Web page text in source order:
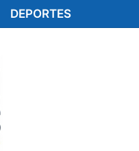
DEPORTES